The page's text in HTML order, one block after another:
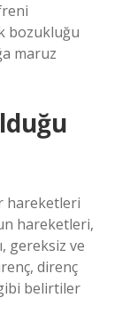
bozukluğu
maruz
hareketleri
hareketleri,
gereksiz ve
direnç
belirtiler